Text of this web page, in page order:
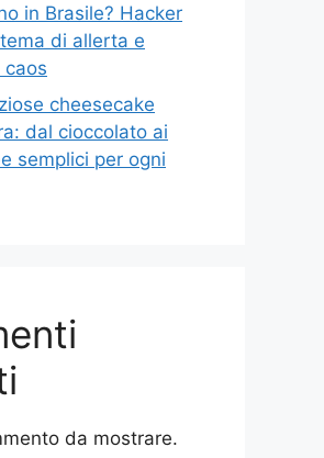
in Brasile? Hacker
di allerta e
caos
cheesecake
dal cioccolato ai
semplici per ogni
da mostrare.